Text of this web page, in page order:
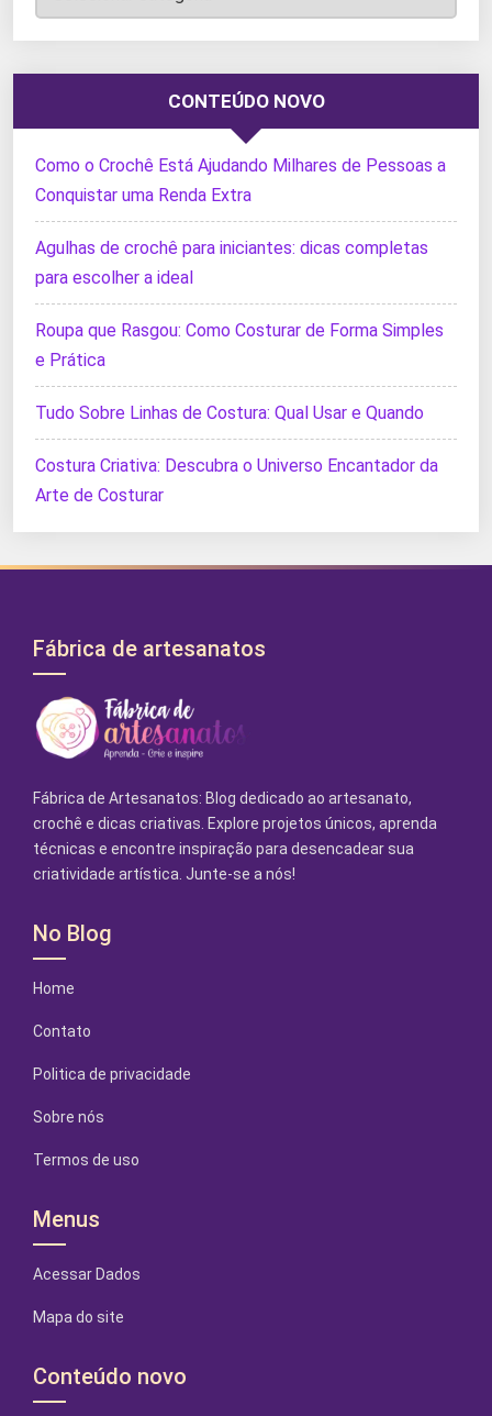
CONTEÚDO NOVO
Como o Crochê Está Ajudando Milhares de Pessoas a
Conquistar uma Renda Extra
Agulhas de crochê para iniciantes: dicas completas
para escolher a ideal
Roupa que Rasgou: Como Costurar de Forma Simples
e Prática
Tudo Sobre Linhas de Costura: Qual Usar e Quando
Costura Criativa: Descubra o Universo Encantador da
Arte de Costurar
Fábrica de artesanatos
Fábrica de Artesanatos: Blog dedicado ao artesanato,
crochê e dicas criativas. Explore projetos únicos, aprenda
técnicas e encontre inspiração para desencadear sua
criatividade artística. Junte-se a nós!
No Blog
Home
Contato
Politica de privacidade
Sobre nós
Termos de uso
Menus
Acessar Dados
Mapa do site
Conteúdo novo